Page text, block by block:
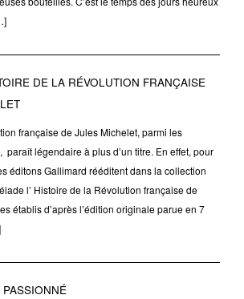
DE LA RÉVOLUTION FRANÇAISE
française de Jules Michelet, parmi les
légendaire à plus d’un titre. En effet, pour
éditons Gallimard rééditent dans la collection
l’ Histoire de la Révolution française de
établis d’après l’édition originale parue en 7
PASSIONNÉ